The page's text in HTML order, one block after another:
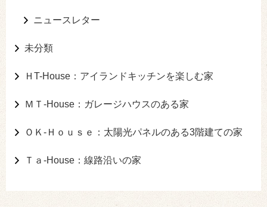
ニュースレター
未分類
ＨT-House：アイランドキッチンを楽しむ家
ＭＴ-House：ガレージハウスのある家
ＯＫ-Ｈｏｕｓｅ：太陽光パネルのある3階建ての家
Ｔａ-House：線路沿いの家